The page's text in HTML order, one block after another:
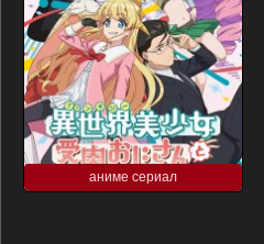
аниме сериал